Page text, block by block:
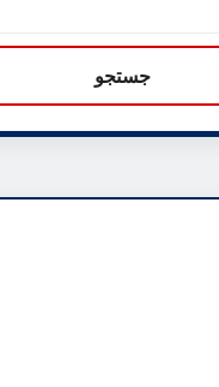
جستجو